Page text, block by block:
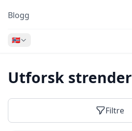
Blogg
🇳🇴
Utforsk strender
Filtre